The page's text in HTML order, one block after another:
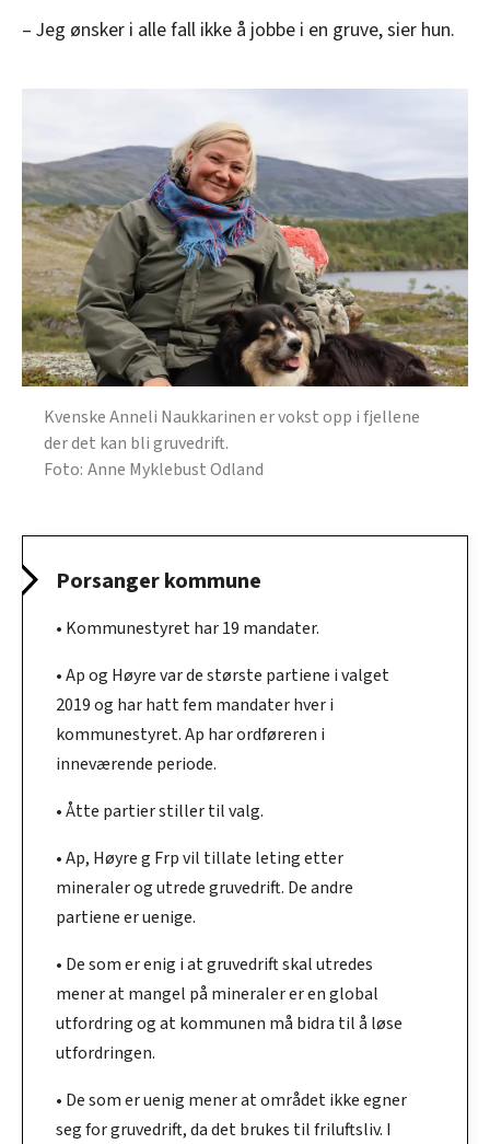
– Jeg ønsker i alle fall ikke å jobbe i en gruve, sier hun.
Kvenske Anneli Naukkarinen er vokst opp i fjellene
der det kan bli gruvedrift.
Anne Myklebust Odland
Porsanger kommune
• Kommunestyret har 19 mandater.
• Ap og Høyre var de største partiene i valget
2019 og har hatt fem mandater hver i
kommunestyret. Ap har ordføreren i
inneværende periode.
• Åtte partier stiller til valg.
• Ap, Høyre g Frp vil tillate leting etter
mineraler og utrede gruvedrift. De andre
partiene er uenige.
• De som er enig i at gruvedrift skal utredes
mener at mangel på mineraler er en global
utfordring og at kommunen må bidra til å løse
utfordringen.
• De som er uenig mener at området ikke egner
seg for gruvedrift, da det brukes til friluftsliv. I